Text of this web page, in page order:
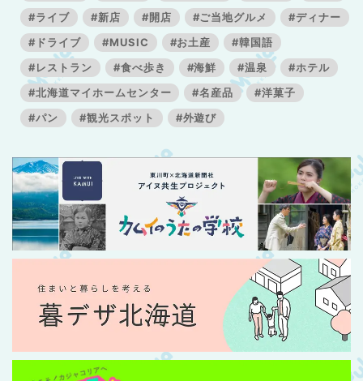
#ライブ
#新店 #開店 #ご当地グルメ
#ディナー
#ドライブ
#MUSIC #お土産
#韓国語
#レストラン
#食べ歩き #海鮮 #温泉
#ホテル
#北海道マイホームセンター
#名産品
#洋菓子
#パン
#観光スポット #外遊び